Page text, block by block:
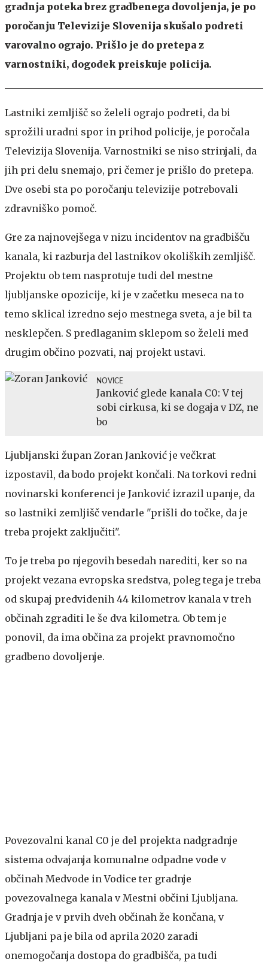
gradnja poteka brez gradbenega dovoljenja, je po
poročanju Televizije Slovenija skušalo podreti
varovalno ograjo. Prišlo je do pretepa z
varnostniki, dogodek preiskuje policija.
Lastniki zemljišč so želeli ograjo podreti, da bi
sprožili uradni spor in prihod policije, je poročala
Televizija Slovenija. Varnostniki se niso strinjali, da
jih pri delu snemajo, pri čemer je prišlo do pretepa.
Dve osebi sta po poročanju televizije potrebovali
zdravniško pomoč.
Gre za najnovejšega v nizu incidentov na gradbišču
kanala, ki razburja del lastnikov okoliških zemljišč.
Projektu ob tem nasprotuje tudi del mestne
ljubljanske opozicije, ki je v začetku meseca na to
temo sklical izredno sejo mestnega sveta, a je bil ta
nesklepčen. S predlaganim sklepom so želeli med
drugim občino pozvati, naj projekt ustavi.
NOVICE
Janković glede kanala C0: V tej
sobi cirkusa, ki se dogaja v DZ, ne
bo
Ljubljanski župan Zoran Janković je večkrat
izpostavil, da bodo projekt končali. Na torkovi redni
novinarski konferenci je Janković izrazil upanje, da
so lastniki zemljišč vendarle "prišli do točke, da je
treba projekt zaključiti".
To je treba po njegovih besedah narediti, ker so na
projekt vezana evropska sredstva, poleg tega je treba
od skupaj predvidenih 44 kilometrov kanala v treh
občinah zgraditi le še dva kilometra. Ob tem je
ponovil, da ima občina za projekt pravnomočno
gradbeno dovoljenje.
Povezovalni kanal C0 je del projekta nadgradnje
sistema odvajanja komunalne odpadne vode v
občinah Medvode in Vodice ter gradnje
povezovalnega kanala v Mestni občini Ljubljana.
Gradnja je v prvih dveh občinah že končana, v
Ljubljani pa je bila od aprila 2020 zaradi
onemogočanja dostopa do gradbišča, pa tudi